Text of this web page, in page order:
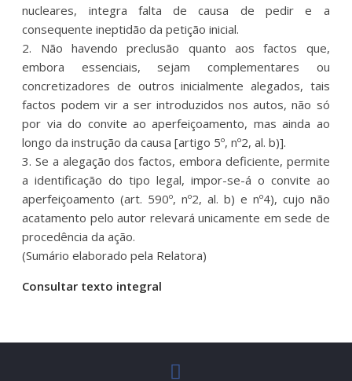
nucleares, integra falta de causa de pedir e a
consequente ineptidão da petição inicial.
2. Não havendo preclusão quanto aos factos que,
embora essenciais, sejam complementares ou
concretizadores de outros inicialmente alegados, tais
factos podem vir a ser introduzidos nos autos, não só
por via do convite ao aperfeiçoamento, mas ainda ao
longo da instrução da causa [artigo 5º, nº2, al. b)].
3. Se a alegação dos factos, embora deficiente, permite
a identificação do tipo legal, impor-se-á o convite ao
aperfeiçoamento (art. 590º, nº2, al. b) e nº4), cujo não
acatamento pelo autor relevará unicamente em sede de
procedência da ação.
(Sumário elaborado pela Relatora)
Consultar texto integral